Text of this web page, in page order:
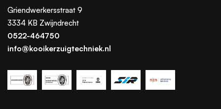
Griendwerkersstraat 9
3334 KB Zwijndrecht
0522-464750
info@kooikerzuigtechniek.nl